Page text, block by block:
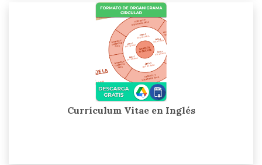
Currículum Vitae en Inglés